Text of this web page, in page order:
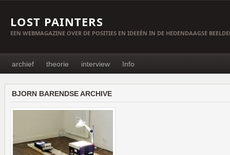
LOST PAINTERS
EEN WEBMAGAZINE OVER DE POSITIES EN IDEEËN IN DE HEDENDAAGSE
archief theorie interview Info
BJORN BARENDSE ARCHIVE